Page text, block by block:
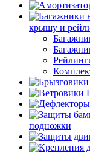
крышу и
подножки